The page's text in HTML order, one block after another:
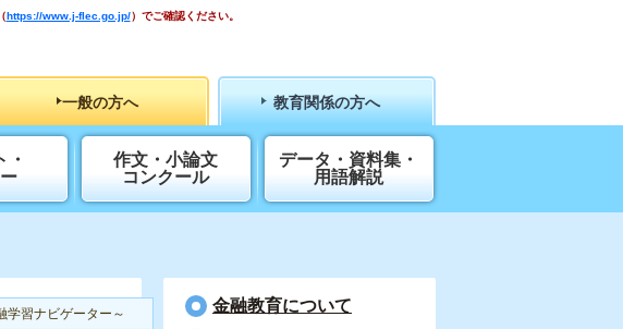
（https://www.j-flec.go.jp/）でご確認ください。
一般の方へ 教育関係の方へ
・
作文・小論文
コンクール
データ・資料集・
用語解説
学習ナビゲーター～
金融教育について